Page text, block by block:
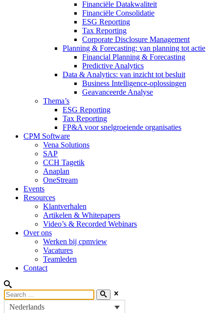
Financiële Datakwaliteit
Financiële Consolidatie
ESG Reporting
Tax Reporting
Corporate Disclosure Management
Planning & Forecasting: van planning tot actie
Financial Planning & Forecasting
Predictive Analytics
Data & Analytics: van inzicht tot besluit
Business Intelligence-oplossingen
Geavanceerde Analyse
Thema’s
ESG Reporting
Tax Reporting
FP&A voor snelgroeiende organisaties
CPM Software
Vena Solutions
SAP
CCH Tagetik
Anaplan
OneStream
Events
Resources
Klantverhalen
Artikelen & Whitepapers
Video’s & Recorded Webinars
Over ons
Werken bij cpmview
Vacatures
Teamleden
Contact
Nederlands